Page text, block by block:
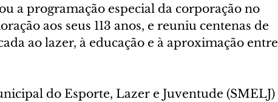
a programação especial da corporação no
aos seus 113 anos, e reuniu centenas de
ao lazer, à educação e à aproximação entre
do Esporte, Lazer e Juventude (SMELJ)